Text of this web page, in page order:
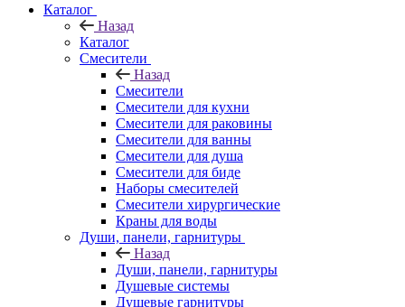
Каталог
Назад
Каталог
Смесители
Назад
Смесители
Смесители для кухни
Смесители для раковины
Смесители для ванны
Смесители для душа
Смесители для биде
Наборы смесителей
Смесители хирургические
Краны для воды
Души, панели, гарнитуры
Назад
Души, панели, гарнитуры
Душевые системы
Душевые гарнитуры